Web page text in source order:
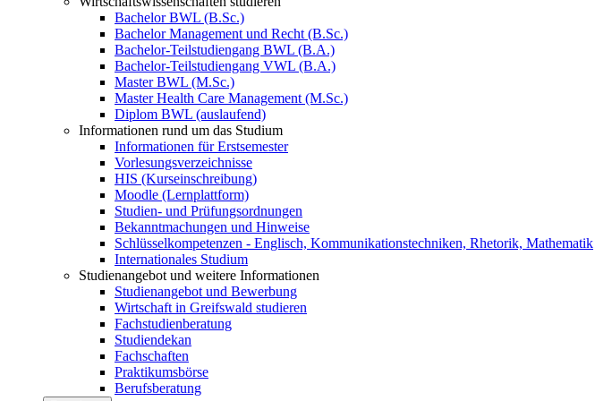
Bachelor BWL (B.Sc.)
Bachelor Management und Recht (B.Sc.)
Bachelor-Teilstudiengang BWL (B.A.)
Bachelor-Teilstudiengang VWL (B.A.)
Master BWL (M.Sc.)
Master Health Care Management (M.Sc.)
Diplom BWL (auslaufend)
Informationen rund um das Studium
Informationen für Erstsemester
Vorlesungsverzeichnisse
HIS (Kurseinschreibung)
Moodle (Lernplattform)
Studien- und Prüfungsordnungen
Bekanntmachungen und Hinweise
Schlüsselkompetenzen - Englisch, Kommunikationstechniken, Rhetorik, Mathematik
Internationales Studium
Studienangebot und weitere Informationen
Studienangebot und Bewerbung
Wirtschaft in Greifswald studieren
Fachstudienberatung
Studiendekan
Fachschaften
Praktikumsbörse
Berufsberatung